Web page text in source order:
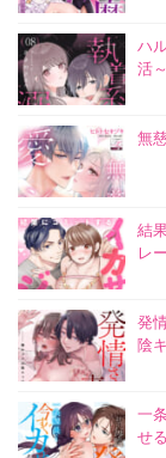
ハ
活
無
結
レ
発
陰
一
せ